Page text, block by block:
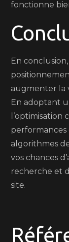
fonctionne
En
augmenter la
En adoptant
l’optimisation
performances
algorithmes
vos chances
recherche et
site.